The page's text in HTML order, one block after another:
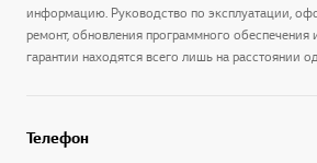
информацию. Руководство по эксплуатации,
ремонт, обновления программного
гарантии находятся всего лишь на расстоянии
Телефон